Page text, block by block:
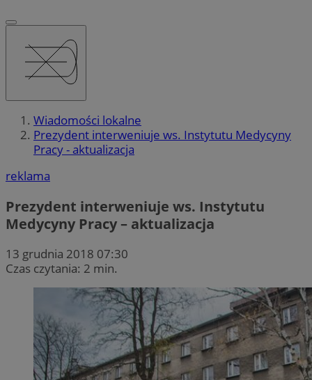
Wiadomości lokalne
Prezydent interweniuje ws. Instytutu Medycyny
Pracy - aktualizacja
reklama
Prezydent interweniuje ws. Instytutu
Medycyny Pracy – aktualizacja
13 grudnia 2018 07:30
Czas czytania: 2 min.